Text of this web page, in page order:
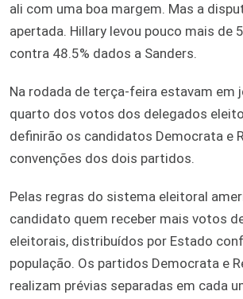
ali com uma boa margem. Mas a
apertada. Hillary levou pouco mais de
contra 48.5% dados a Sanders.
Na rodada de terça-feira estavam em
quarto dos votos dos delegados
definirão os candidatos Democrata e
convenções dos dois partidos.
Pelas regras do sistema eleitoral
candidato quem receber mais votos
eleitorais, distribuídos por Estado
população. Os partidos Democrata e
realizam prévias separadas em cada